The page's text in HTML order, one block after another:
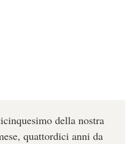
della nostra
quattordici anni da